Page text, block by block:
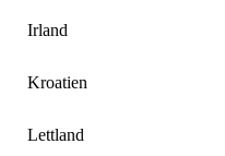
Irland
Kroatien
Lettland